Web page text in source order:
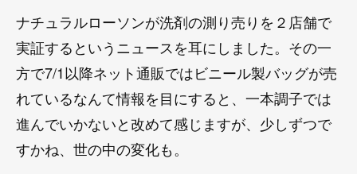
ナチュラルローソンが洗剤の測り売りを２店舗で
実証するというニュースを耳にしました。その一
方で7/1以降ネット通販ではビニール製バッグが売
れているなんて情報を目にすると、一本調子では
進んでいかないと改めて感じますが、少しずつで
すかね、世の中の変化も。